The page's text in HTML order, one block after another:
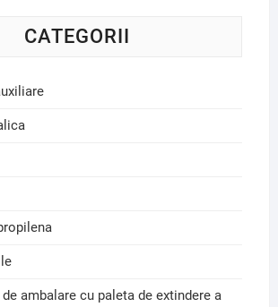
CATEGORII
ambalare cu paleta de extindere a